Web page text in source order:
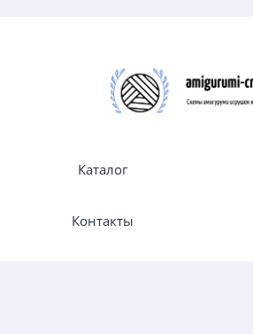
Каталог
Контакты